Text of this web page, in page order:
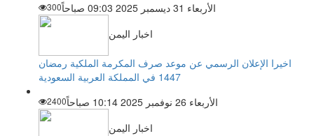
الأربعاء 31 ديسمبر 2025 09:03 صباحاً
300
اخبار اليمن
اخيرا الإعلان الرسمي عن موعد صرف المكرمة الملكية رمضان
1447 في المملكة العربية السعودية
الأربعاء 26 نوفمبر 2025 10:14 صباحاً
2400
اخبار اليمن